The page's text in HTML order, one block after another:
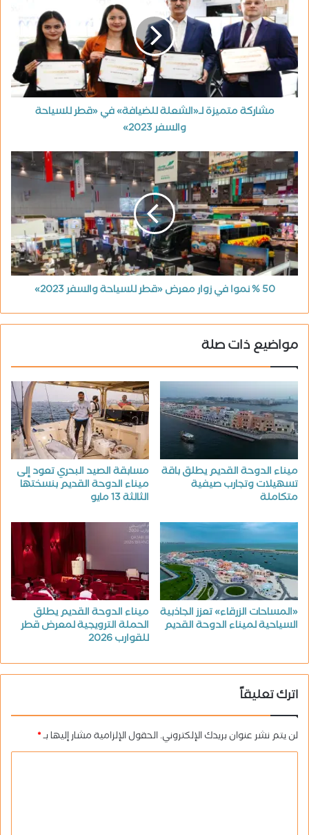
مشاركة متميزة لـ«الشعلة للضيافة» في «قطر للسياحة
والسفر 2023»
50 % نموا في زوار معرض «قطر للسياحة والسفر 2023»
مواضيع ذات صلة
ميناء الدوحة القديم يطلق باقة
تسهيلات وتجارب صيفية
متكاملة
مسابقة الصيد البحري تعود إلى
ميناء الدوحة القديم بنسختها
الثالثة 13 مايو
«المساحات الزرقاء» تعزز الجاذبية
السياحية لميناء الدوحة القديم
ميناء الدوحة القديم يطلق
الحملة الترويجية لمعرض قطر
للقوارب 2026
اترك تعليقاً
لن يتم نشر عنوان بريدك الإلكتروني.الحقول الإلزامية مشار إليها بـ*